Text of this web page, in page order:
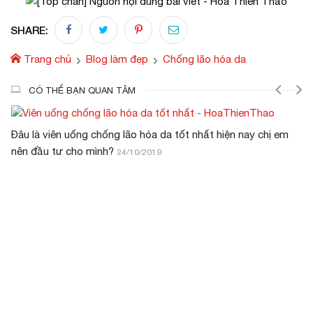
SHARE:
Trang chủ Blog làm đẹp Chống lão hóa da
CÓ THỂ BẠN QUAN TÂM
Đâu là viên uống chống lão hóa da tốt nhất hiện nay chị em
nên đầu tư cho mình? 24/10/2019